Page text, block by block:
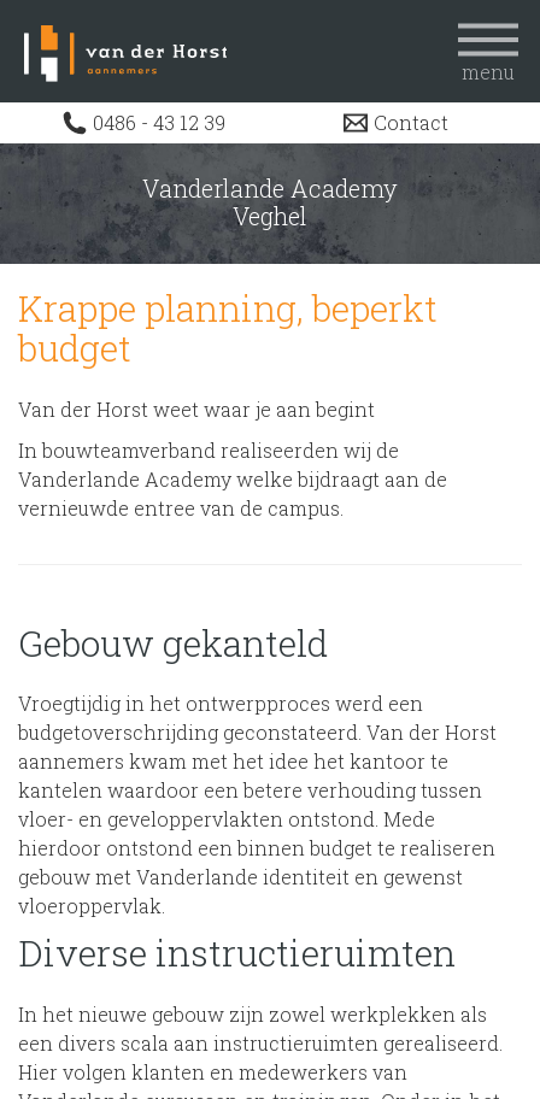
0486 - 43 12 39 Contact
menu
Uitdagingen
Projecten
Actueel
Over ons
Vanderlande Academy
Veghel
Krappe planning, beperkt
budget
Van der Horst weet waar je aan begint
In bouwteamverband realiseerden wij de
Vanderlande Academy welke bijdraagt aan de
vernieuwde entree van de campus.
Gebouw gekanteld
Vroegtijdig in het ontwerpproces werd een
budgetoverschrijding geconstateerd. Van der Horst
aannemers kwam met het idee het kantoor te
kantelen waardoor een betere verhouding tussen
vloer- en geveloppervlakten ontstond. Mede
hierdoor ontstond een binnen budget te realiseren
gebouw met Vanderlande identiteit en gewenst
vloeroppervlak.
Diverse instructieruimten
In het nieuwe gebouw zijn zowel werkplekken als
een divers scala aan instructieruimten gerealiseerd.
Hier volgen klanten en medewerkers van